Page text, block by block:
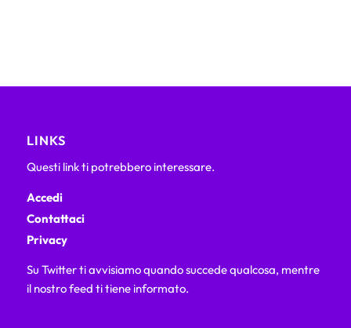
LINKS
Questi link ti potrebbero interessare.
Accedi
Contattaci
Privacy
Su Twitter ti avvisiamo quando succede qualcosa, mentre
il nostro feed ti tiene informato.